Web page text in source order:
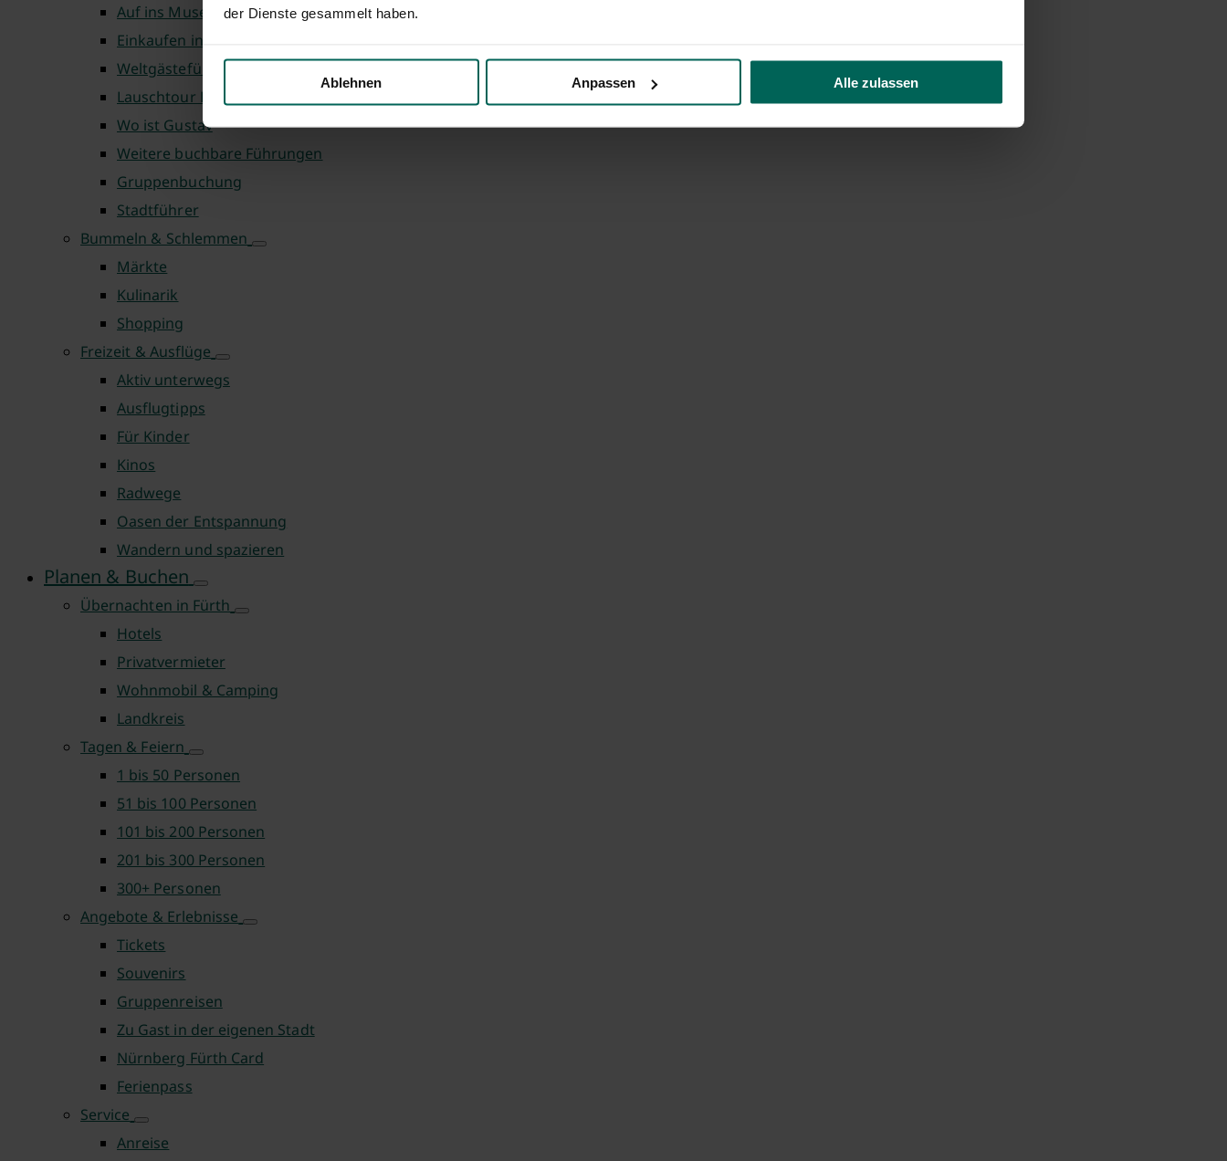
der Dienste gesammelt haben.
Ablehnen Anpassen Alle zulassen
Auf ins Museum
Einkaufen in Fürth
Weltgästeführertag
Lauschtour Fürth
Wo ist Gustav
Weitere buchbare Führungen
Gruppenbuchung
Stadtführer
Bummeln & Schlemmen
Märkte
Kulinarik
Shopping
Freizeit & Ausflüge
Aktiv unterwegs
Ausflugtipps
Für Kinder
Kinos
Radwege
Oasen der Entspannung
Wandern und spazieren
Planen & Buchen
Übernachten in Fürth
Hotels
Privatvermieter
Wohnmobil & Camping
Landkreis
Tagen & Feiern
1 bis 50 Personen
51 bis 100 Personen
101 bis 200 Personen
201 bis 300 Personen
300+ Personen
Angebote & Erlebnisse
Tickets
Souvenirs
Gruppenreisen
Zu Gast in der eigenen Stadt
Nürnberg Fürth Card
Ferienpass
Service
Anreise